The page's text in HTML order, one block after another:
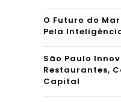
O Futuro do
Pela
São Paulo
Restaurantes,
Capital